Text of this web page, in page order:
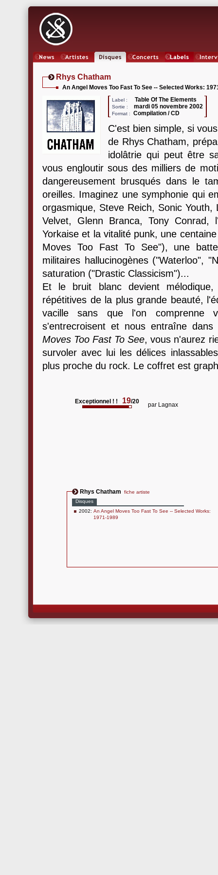
Rhys Chatham
An Angel Moves Too Fast To See -- Selected Works:
Label : Table Of The Elements
Sortie : mardi 05 novembre 2002
Format : Compilation / CD
C'est bien simple, si
de Rhys Chatham,
idolâtrie qui peut être
vous engloutir sous des milliers de
dangereusement brusqués dans le
oreilles. Imaginez une symphonie qui
orgasmique, Steve Reich, Sonic
Velvet, Glenn Branca, Tony Conrad,
Yorkaise et la vitalité punk, une
Moves Too Fast To See"), une
militaires hallucinogènes ("Waterloo",
saturation ("Drastic Classicism")...
Et le bruit blanc devient
répétitives de la plus grande beauté,
vacille sans que l'on comprenne
s'entrecroisent et nous entraîne
Moves Too Fast To See, vous n'aurez
survoler avec lui les délices
plus proche du rock. Le coffret est
Exceptionnel ! ! 19/20 par Lagnax
Rhys Chatham
fiche artiste
Disques
2002: An Angel Moves Too Fast To See -- Selected Works:
1971-1989